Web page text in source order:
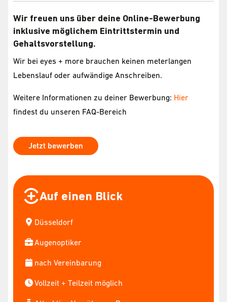
Wir freuen uns über deine Online-Bewerbung
inklusive möglichem Eintrittstermin und
Gehaltsvorstellung.
Wir bei eyes + more brauchen keinen meterlangen
Lebenslauf oder aufwändige Anschreiben.
Weitere Informationen zu deiner Bewerbung: Hier
findest du unseren FAQ-Bereich
Jetzt bewerben
Auf einen Blick
Düsseldorf
Augenoptiker
nach Vereinbarung
Vollzeit + Teilzeit möglich